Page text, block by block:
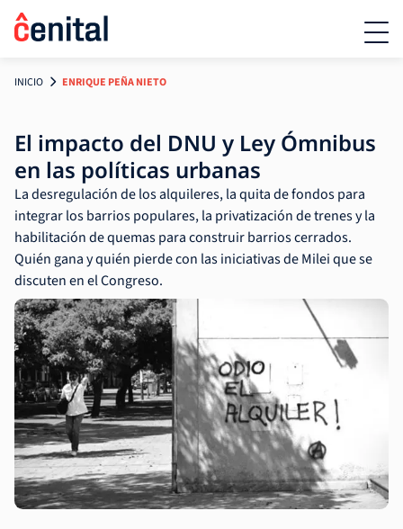
INICIO ENRIQUE PEÑA NIETO
El impacto del DNU y Ley Ómnibus
en las políticas urbanas
La desregulación de los alquileres, la quita de fondos para
integrar los barrios populares, la privatización de trenes y la
habilitación de quemas para construir barrios cerrados.
Quién gana y quién pierde con las iniciativas de Milei que se
discuten en el Congreso.